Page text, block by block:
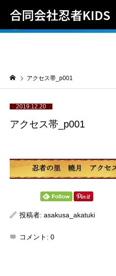
合同会社忍者KIDS
アクセス帯_p001
2019.12.20
アクセス帯_p001
投稿者: asakusa_akatuki
コメント: 0